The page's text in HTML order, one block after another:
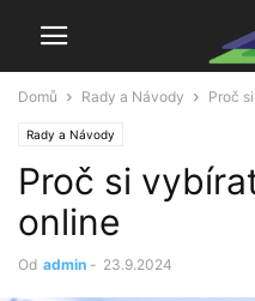
Domů Rady a Návody Proč
Rady a Návody
Proč si
online
Od admin - 23.9.2024